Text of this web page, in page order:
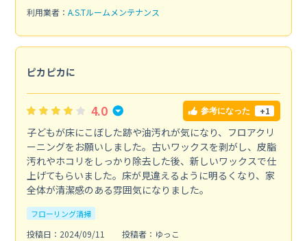
利用業者： A.S.Tルームメンテナンス
ピカピカに
4.0 参考になった +1
子どもが床にこぼした跡や油汚れが気になり、フロアクリ
ーニングをお願いしました。古いワックスを剥がし、皮脂
汚れやホコリをしっかり除去した後、新しいワックスで仕
上げてもらいました。床が見違えるように明るくなり、家
全体が清潔感のある雰囲気になりました。
フローリング清掃
投稿日：2024/09/11
投稿者：ゆっこ